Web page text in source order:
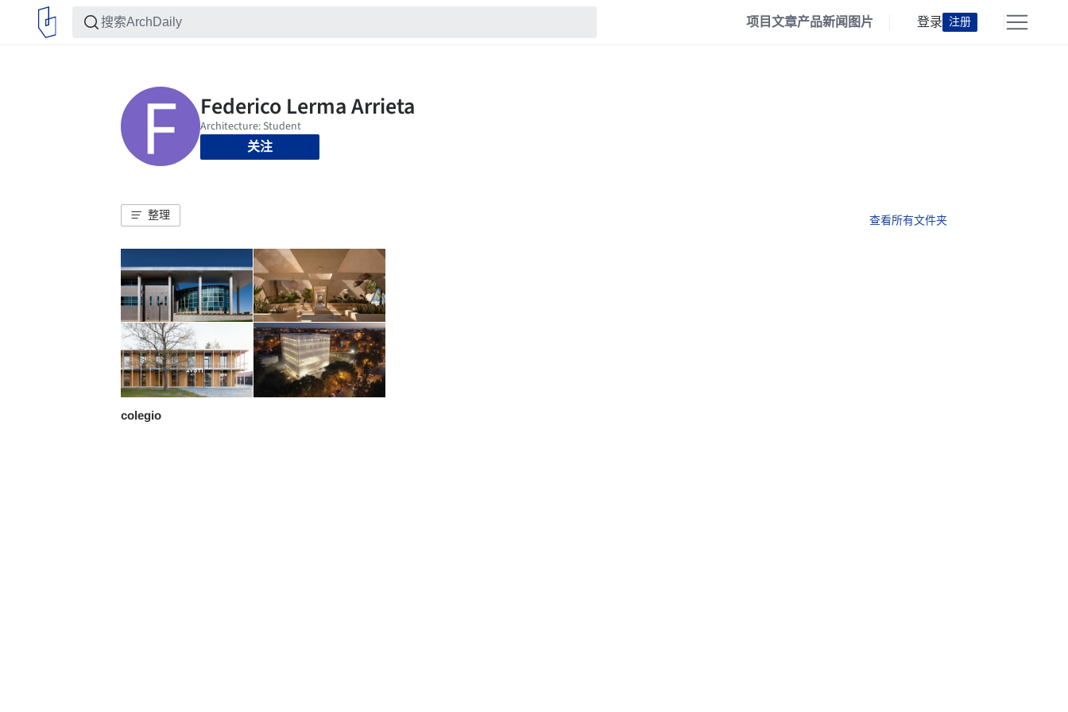
项目文章产品新闻 图片 登录 注册
关注
整理 查看所有文件夹
colegio